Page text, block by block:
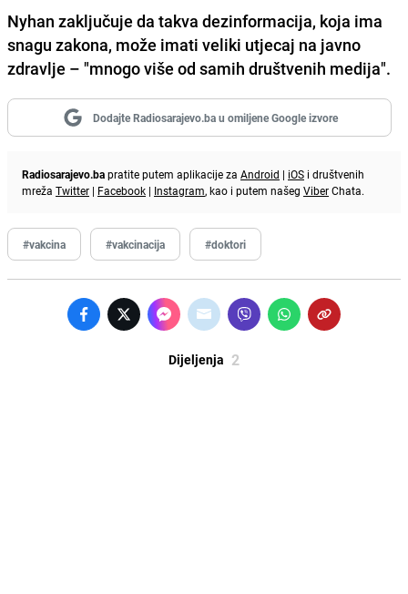
Nyhan zaključuje da takva dezinformacija, koja ima
snagu zakona, može imati veliki utjecaj na javno
zdravlje – "mnogo više od samih društvenih medija".
Dodajte Radiosarajevo.ba u omiljene Google izvore
Radiosarajevo.bapratite putem aplikacije za Android | iOS i društvenih
mreža Twitter | Facebook | Instagram, kao i putem našeg ViberChata.
#vakcina #vakcinacija #doktori
Dijeljenja 2